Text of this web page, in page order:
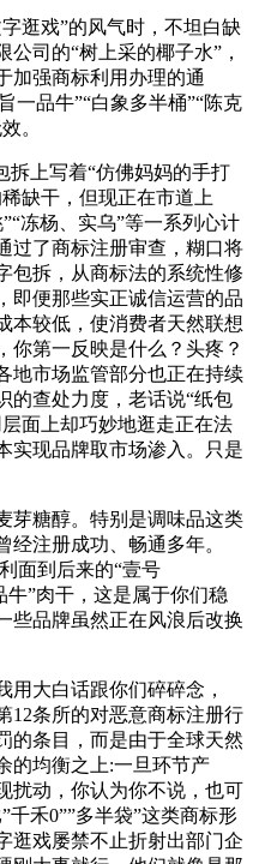
戏”的风气时，不坦白缺
司的“树上采的椰子水”，
加强商标利用办理的通
一品牛”“白象多半桶”“陈克
。
上写着“仿佛妈妈的手打
缺干，但现正在市道上
冻杨、实乌”等一系列心计
过了商标注册审查，糊口将
包拆，从商标法的系统性修
即便那些实正诚信运营的品
本较低，使消费者天然联想
你第一反映是什么？头疼？
地市场监管部分也正在持续
的查处力度，老话说“纸包
面上却巧妙地逛走正在法
实现品牌取市场渗入。只是
糖醇。特别是调味品这类
经注册成功、畅通多年。
面到后来的“壹号
牛”肉干，这是属于你们稳
些品牌虽然正在风浪后改换
大白话跟你们碎碎念，
12条所的对恶意商标注册行
的条目，而是由于全球天然
的均衡之上:一旦环节产
扰动，你认为你不说，也可
禾0””多半袋”这类商标形
逛戏屡禁不止折射出部门企